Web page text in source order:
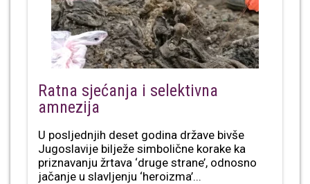
Ratna sjećanja i selektivna
amnezija
U posljednjih deset godina države bivše
Jugoslavije bilježe simbolične korake ka
priznavanju žrtava ‘druge strane’, odnosno
jačanje u slavljenju ‘heroizma’...